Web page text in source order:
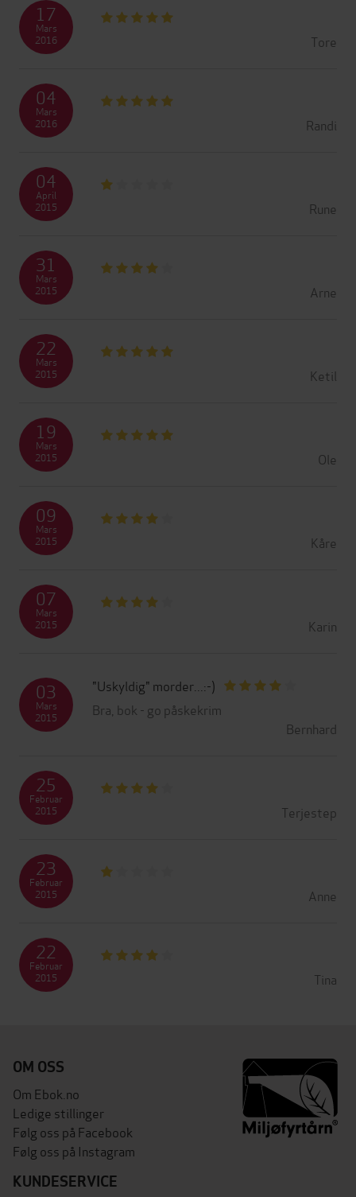
Tore
17
Mars
2016
Randi
04
Mars
2016
Rune
04
April
2015
Arne
31
Mars
2015
Ketil
22
Mars
2015
Ole
19
Mars
2015
Kåre
09
Mars
2015
Karin
07
Mars
2015
"Uskyldig" morder...:-)
Bra, bok - go påskekrim
Bernhard
03
Mars
2015
Terjestep
25
Februar
2015
Anne
23
Februar
2015
Tina
22
Februar
2015
OM OSS
Om Ebok.no
Ledige stillinger
Følg oss på Facebook
Følg oss på Instagram
KUNDESERVICE